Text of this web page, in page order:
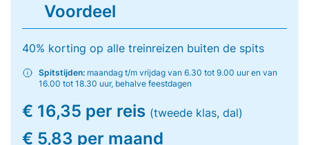
Voordeel
40% korting op alle treinreizen buiten de spits
Spitstijden: maandag t/m vrijdag van 6.30 tot 9.00 uur en van
16.00 tot 18.30 uur, behalve feestdagen
€ 16,35 per reis (tweede klas, dal)
€ 5,83 per maand